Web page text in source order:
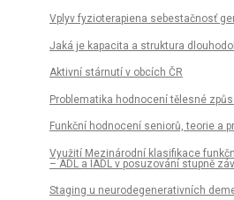
Vplyv fyzioterapiena sebestačnosť
Jaká je kapacita a struktura
Aktivní stárnutí v obcích ČR
Problematika hodnocení tělesné
Funkční hodnocení seniorů, teorie a
Využití Mezinárodní klasifikace
– ADL a IADL v posuzování stupně
Staging u neurodegenerativních